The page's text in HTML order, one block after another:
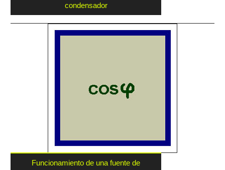
condensador
Funcionamiento de una fuente de